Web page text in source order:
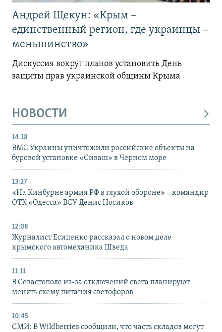
Андрей Щекун: «Крым –
единственный регион, где украинцы –
меньшинство»
Дискуссия вокруг планов установить День
защиты прав украинской общины Крыма
НОВОСТИ
14:18
ВМС Украины уничтожили российские объекты на
буровой установке «Сиваш» в Черном море
13:27
«На Кинбурне армия РФ в глухой обороне» – командир
ОТК «Одесса» ВСУ Денис Носиков
12:08
Журналист Есипенко рассказал о новом деле
крымского автомеханика Шведа
11:11
В Севастополе из-за отключений света планируют
менять схему питания светофоров
10:45
СМИ: В Wildberries сообщили, что часть складов могут